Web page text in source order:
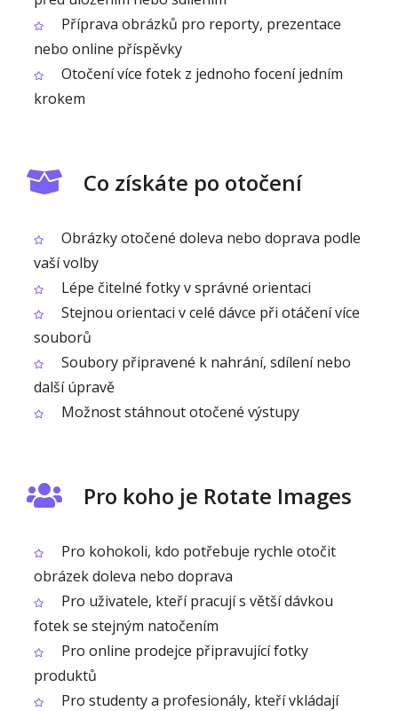
Příprava obrázků pro reporty, prezentace
nebo online příspěvky
Otočení více fotek z jednoho focení jedním
krokem
Co získáte po otočení
Obrázky otočené doleva nebo doprava podle
vaší volby
Lépe čitelné fotky v správné orientaci
Stejnou orientaci v celé dávce při otáčení více
souborů
Soubory připravené k nahrání, sdílení nebo
další úpravě
Možnost stáhnout otočené výstupy
Pro koho je Rotate Images
Pro kohokoli, kdo potřebuje rychle otočit
obrázek doleva nebo doprava
Pro uživatele, kteří pracují s větší dávkou
fotek se stejným natočením
Pro online prodejce připravující fotky
produktů
Pro studenty a profesionály, kteří vkládají